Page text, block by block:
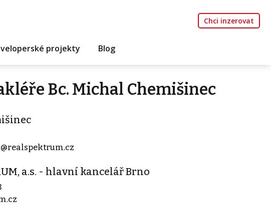
Chci inzerovat
projekty Blog
Bc. Michal Chemišinec
a.s. - hlavní kancelář Brno